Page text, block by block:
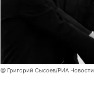
@ Григорий Сысоев/РИА Новости